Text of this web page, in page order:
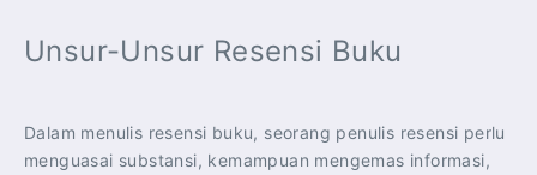
Unsur-Unsur Resensi Buku
Dalam menulis resensi buku, seorang penulis resensi perlu
menguasai substansi, kemampuan mengemas informasi,